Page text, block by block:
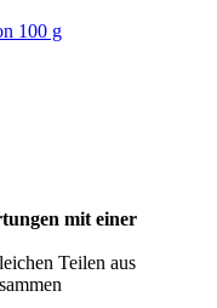
100 g
mit einer
Teilen aus